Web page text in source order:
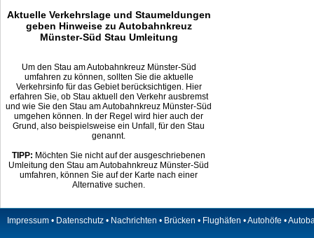
Aktuelle Verkehrslage und Staumeldungen
geben Hinweise zu Autobahnkreuz
Münster-Süd Stau Umleitung
Um den Stau am Autobahnkreuz Münster-Süd
umfahren zu können, sollten Sie die aktuelle
Verkehrsinfo für das Gebiet berücksichtigen. Hier
erfahren Sie, ob Stau aktuell den Verkehr ausbremst
und wie Sie den Stau am Autobahnkreuz Münster-Süd
umgehen können. In der Regel wird hier auch der
Grund, also beispielsweise ein Unfall, für den Stau
genannt.
TIPP: Möchten Sie nicht auf der ausgeschriebenen
Umleitung den Stau am Autobahnkreuz Münster-Süd
umfahren, können Sie auf der Karte nach einer
Alternative suchen.
Impressum • Datenschutz • Nachrichten • Brücken • Flughäfen •Autohöfe •